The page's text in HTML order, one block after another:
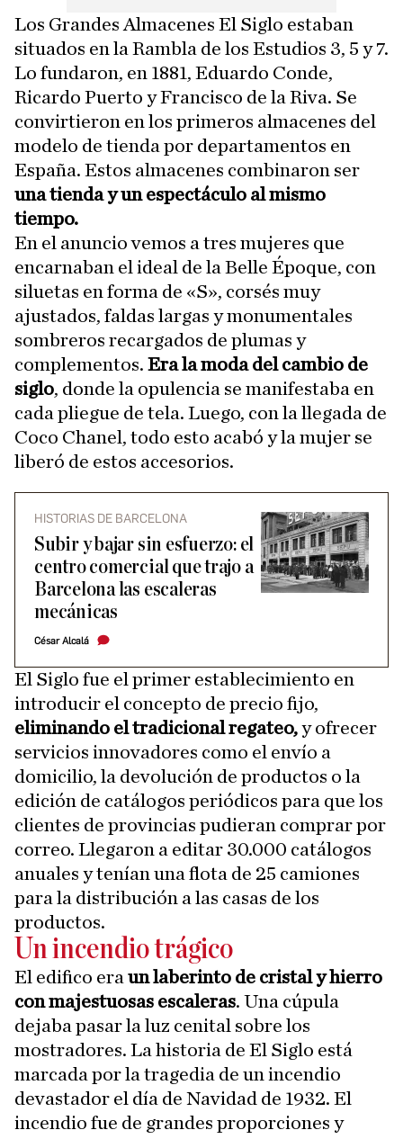
Los Grandes Almacenes El Siglo estaban
situados en la Rambla de los Estudios 3, 5 y 7.
Lo fundaron, en 1881, Eduardo Conde,
Ricardo Puerto y Francisco de la Riva. Se
convirtieron en los primeros almacenes del
modelo de tienda por departamentos en
España. Estos almacenes combinaron ser
una tienda y un espectáculo al mismo
tiempo.
En el anuncio vemos a tres mujeres que
encarnaban el ideal de la Belle Époque, con
siluetas en forma de «S», corsés muy
ajustados, faldas largas y monumentales
sombreros recargados de plumas y
complementos. Era la moda del cambio de
siglo, donde la opulencia se manifestaba en
cada pliegue de tela. Luego, con la llegada de
Coco Chanel, todo esto acabó y la mujer se
liberó de estos accesorios.
HISTORIAS DE BARCELONA
Subir y bajar sin esfuerzo: el
centro comercial que trajo a
Barcelona las escaleras
mecánicas
César Alcalá
El Siglo fue el primer establecimiento en
introducir el concepto de precio fijo,
eliminando el tradicional regateo,y ofrecer
servicios innovadores como el envío a
domicilio, la devolución de productos o la
edición de catálogos periódicos para que los
clientes de provincias pudieran comprar por
correo. Llegaron a editar 30.000 catálogos
anuales y tenían una flota de 25 camiones
para la distribución a las casas de los
productos.
Un incendio trágico
El edifico era un laberinto de cristal y hierro
con majestuosas escaleras. Una cúpula
dejaba pasar la luz cenital sobre los
mostradores. La historia de El Siglo está
marcada por la tragedia de un incendio
devastador el día de Navidad de 1932. El
incendio fue de grandes proporciones y